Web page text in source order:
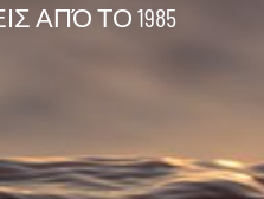
ΑΠΌ ΤΟ 1985